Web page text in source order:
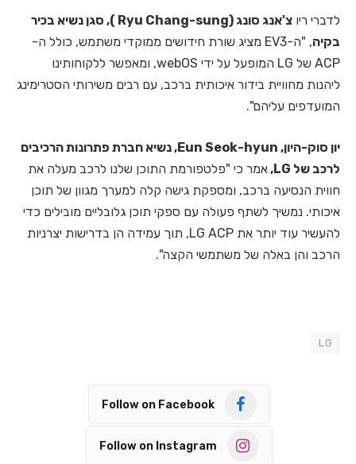
לדברי ריו
צ'אנג סונג (Ryu Chang-sung ), סגן נשיא בכיר
בקיה
, "ה-EV3 מציג שורת חידושים ממוקדי משתמש, כולל ה-
ACP של LG המופעל על ידי webOS, ומאפשר ללקוחותינו
ליהנות מחוויית בידור איכותית ברכב, עם רבים משירותי הסטרימינג
המועדפים עליהם".
יון סוק-היון, Eun Seok-hyun, נשיא חברת פתרונות הרכיבים
לרכב של LG,
אמר כי "פלטפורמת התוכן שלנו לרכב מעלה את
חווית הנסיעה ברכב, ומספקת גישה קלה למערך מגוון של תוכן
איכותי. נמשיך לשתף פעולה עם ספקי תוכן גלובליים מובילים כדי
להעשיר עוד יותר את LG ACP, תוך עמידה הן בדרישות יצרניות
הרכב והן באלה של משתמשי הקצה".
LG
Follow on Facebook
Follow on Instagram